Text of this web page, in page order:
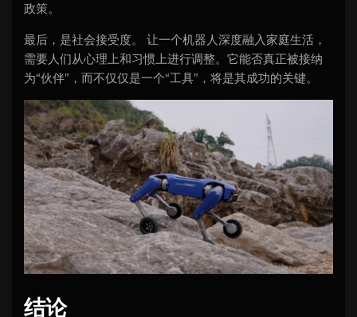
政策。
最后，是社会接受度。 让一个机器人深度融入家庭生活，
需要人们从心理上和习惯上进行调整。它能否真正被接纳
为“伙伴”，而不仅仅是一个“工具”，将是其成功的关键。
结论